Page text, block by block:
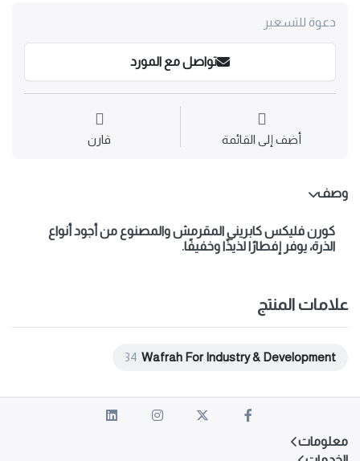
دعوة للتسعير
تواصل مع المورد
أضف إلى القائمة قارن
وصف
كورن فليكس كابرينيالمقرمش والمصنوع من أجود أنواع
الذرة، يوفر إفطارًا لذيذًا وخفيفًا.
علامات المنتج
Wafrah For Industry & Development
34
معلومات